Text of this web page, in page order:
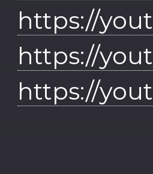
https://
https://
https://